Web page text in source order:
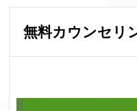
無料カウンセリ